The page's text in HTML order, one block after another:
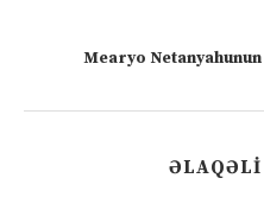
Mearyo Netanyahunun
ƏLAQƏLI